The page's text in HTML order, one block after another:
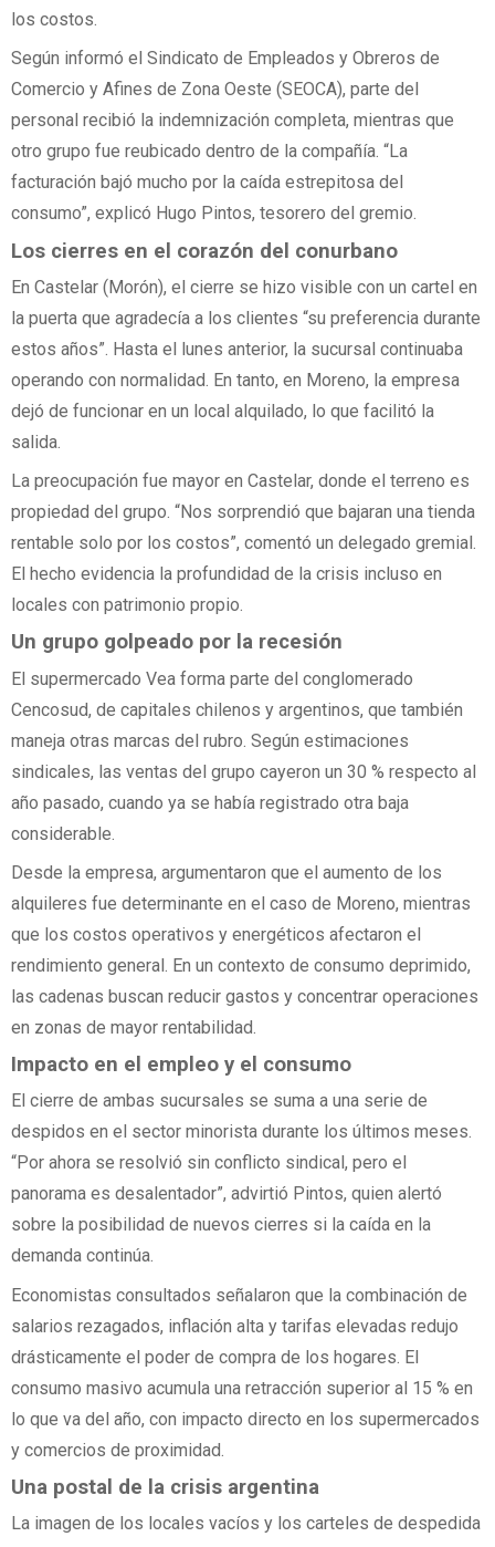
los costos.
Según informó el Sindicato de Empleados y Obreros de
Comercio y Afines de Zona Oeste (SEOCA), parte del
personal recibió la indemnización completa, mientras que
otro grupo fue reubicado dentro de la compañía. “La
facturación bajó mucho por la caída estrepitosa del
consumo”, explicó Hugo Pintos, tesorero del gremio.
Los cierres en el corazón del conurbano
En Castelar (Morón), el cierre se hizo visible con un cartel en
la puerta que agradecía a los clientes “su preferencia durante
estos años”. Hasta el lunes anterior, la sucursal continuaba
operando con normalidad. En tanto, en Moreno, la empresa
dejó de funcionar en un local alquilado, lo que facilitó la
salida.
La preocupación fue mayor en Castelar, donde el terreno es
propiedad del grupo. “Nos sorprendió que bajaran una tienda
rentable solo por los costos”, comentó un delegado gremial.
El hecho evidencia la profundidad de la crisis incluso en
locales con patrimonio propio.
Un grupo golpeado por la recesión
El supermercado Vea forma parte del conglomerado
Cencosud, de capitales chilenos y argentinos, que también
maneja otras marcas del rubro. Según estimaciones
sindicales, las ventas del grupo cayeron un 30 % respecto al
año pasado, cuando ya se había registrado otra baja
considerable.
Desde la empresa, argumentaron que el aumento de los
alquileres fue determinante en el caso de Moreno, mientras
que los costos operativos y energéticos afectaron el
rendimiento general. En un contexto de consumo deprimido,
las cadenas buscan reducir gastos y concentrar operaciones
en zonas de mayor rentabilidad.
Impacto en el empleo y el consumo
El cierre de ambas sucursales se suma a una serie de
despidos en el sector minorista durante los últimos meses.
“Por ahora se resolvió sin conflicto sindical, pero el
panorama es desalentador”, advirtió Pintos, quien alertó
sobre la posibilidad de nuevos cierres si la caída en la
demanda continúa.
Economistas consultados señalaron que la combinación de
salarios rezagados, inflación alta y tarifas elevadas redujo
drásticamente el poder de compra de los hogares. El
consumo masivo acumula una retracción superior al 15 % en
lo que va del año, con impacto directo en los supermercados
y comercios de proximidad.
Una postal de la crisis argentina
La imagen de los locales vacíos y los carteles de despedida